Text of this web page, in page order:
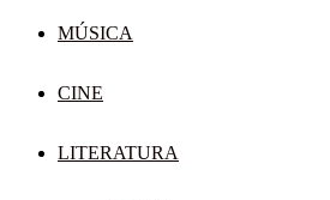
MÚSICA
CINE
LITERATURA